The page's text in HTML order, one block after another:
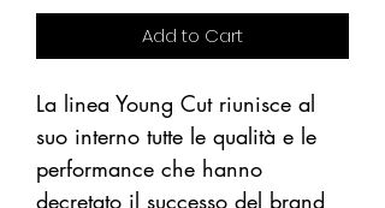
Add to Cart
La linea Young Cut riunisce al
suo interno tutte le qualità e le
performance che hanno
decretato il successo del brand